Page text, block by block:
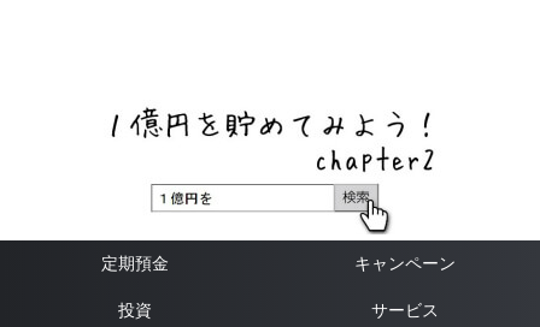
定期預金 キャンペーン
投資 サービス